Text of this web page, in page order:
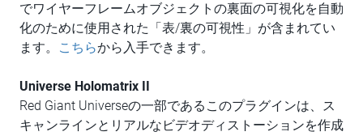
でワイヤーフレームオブジェクトの裏面の可視化を自動
化のために使用された「表/裏の可視性」が含まれてい
ます。
こちらから入手できます。
Universe Holomatrix II
Red Giant Universeの一部であるこのプラグインは、ス
キャンラインとリアルなビデオディストーションを作成